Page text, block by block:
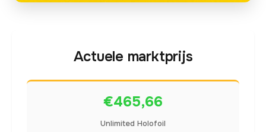
Actuele marktprijs
€465,66
Unlimited Holofoil